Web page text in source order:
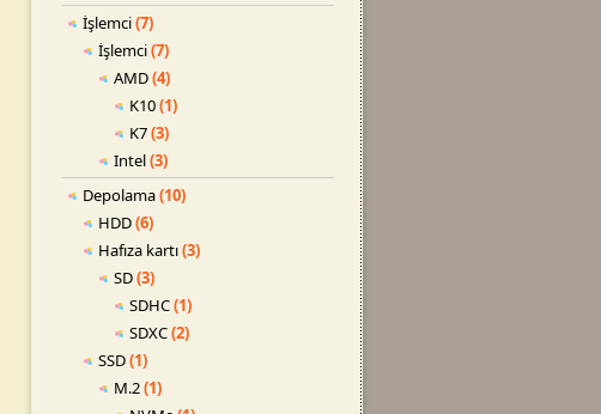
İşlemci(7)
İşlemci(7)
AMD(4)
K10(1)
K7(3)
Intel(3)
Depolama(10)
HDD(6)
Hafıza kartı(3)
SD(3)
SDHC(1)
SDXC(2)
SSD(1)
M.2(1)